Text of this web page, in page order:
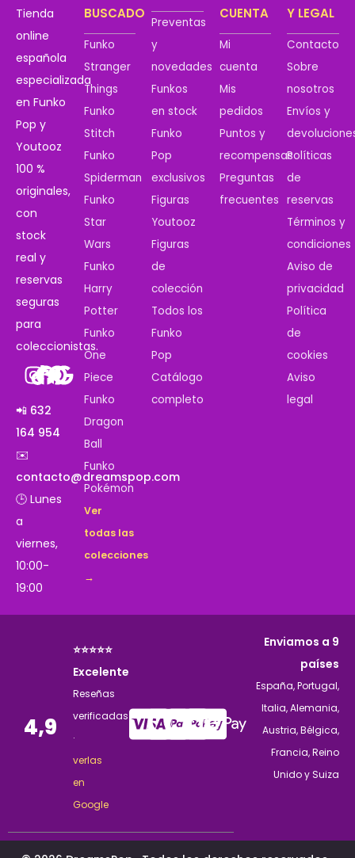
Tienda
online
española
especializada
en Funko
Pop y
Youtooz
100 %
originales,
con
stock
real y
reservas
seguras
para
coleccionistas.
📲 632
164 954
✉️
contacto@dreamspop.com
🕒 Lunes
a
viernes,
10:00-
19:00
BUSCADO
Funko
Stranger
Things
Funko
Stitch
Funko
Spiderman
Funko
Star
Wars
Funko
Harry
Potter
Funko
One
Piece
Funko
Dragon
Ball
Funko
Pokémon
Ver
todas las
colecciones
→
Preventas
y
novedades
Funkos
en stock
Funko
Pop
exclusivos
Figuras
Youtooz
Figuras
de
colección
Todos los
Funko
Pop
Catálogo
completo
CUENTA
Mi
cuenta
Mis
pedidos
Puntos y
recompensas
Preguntas
frecuentes
Y LEGAL
Contacto
Sobre
nosotros
Envíos y
Políticas
de
reservas
Términos y
condiciones
Aviso de
privacidad
Política
de
cookies
Aviso
legal
4,9
⭐⭐⭐⭐⭐
Excelente
Reseñas
verificadas
·
verlas
en
Google
Enviamos a 9
países
España, Portugal,
Italia, Alemania,
Austria, Bélgica,
Francia, Reino
Unido y Suiza